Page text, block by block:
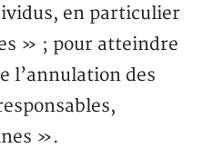
en particulier
» ; pour atteindre
l’annulation des
».